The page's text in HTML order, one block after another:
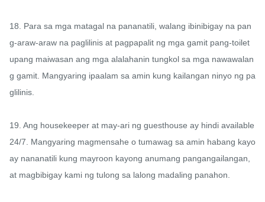
18. Para sa mga matagal na pananatili, walang ibinibigay na pan
g-araw-araw na paglilinis at pagpapalit ng mga gamit pang-toilet
upang maiwasan ang mga alalahanin tungkol sa mga nawawalan
g gamit. Mangyaring ipaalam sa amin kung kailangan ninyo ng pa
glilinis.
19. Ang housekeeper at may-ari ng guesthouse ay hindi available
24/7. Mangyaring magmensahe o tumawag sa amin habang kayo
ay nananatili kung mayroon kayong anumang pangangailangan,
at magbibigay kami ng tulong sa lalong madaling panahon.